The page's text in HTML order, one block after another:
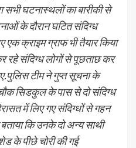
सभी घटनास्थलों का बारीकी से
के दौरान घटित संदिग्ध
एक क्राइम ग्राफ भी तैयार किया
रहे संदिग्ध लोगों से पूछताछ कर
टीम ने गुप्त सूचना के
सिडकुल के पास से दो संदिग्ध
में लिए गए संदिग्धों से गहन
कि उनके दो अन्य साथी
के पीछे चोरी की गई